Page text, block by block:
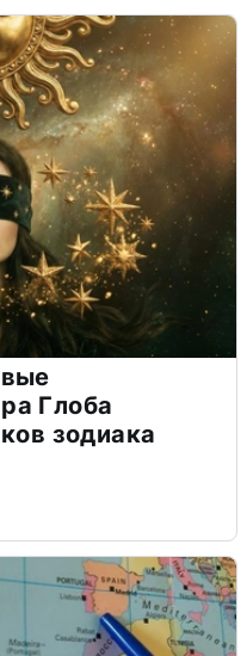
Глоба
зодиака